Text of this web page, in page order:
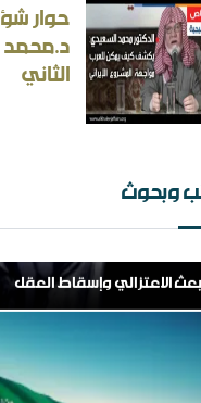
المسكينة ورد على
اشغل الظالمين بالظالمين
حوار
د.محمد
الثاني
وبحوث
الاعتزالي وإسقاط العقل